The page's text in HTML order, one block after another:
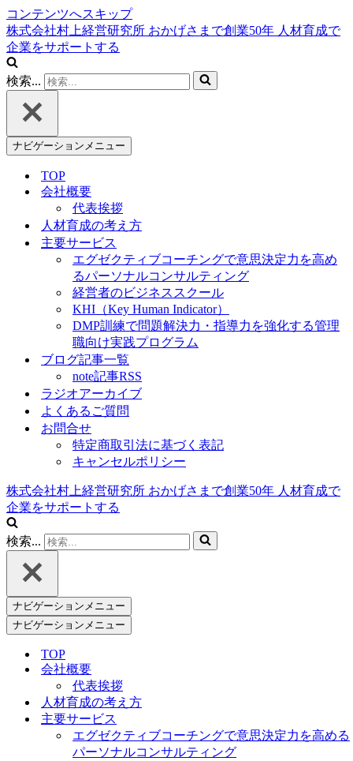
コンテンツへスキップ
株式会社村上経営研究所 おかげさまで創業50年 人材育成で
企業をサポートする
検索...
ナビゲーションメニュー
TOP
会社概要
代表挨拶
人材育成の考え方
主要サービス
エグゼクティブコーチングで意思決定力を高め
るパーソナルコンサルティング
経営者のビジネススクール
KHI（Key Human Indicator）
DMP訓練で問題解決力・指導力を強化する管理
職向け実践プログラム
ブログ記事一覧
note記事RSS
ラジオアーカイブ
よくあるご質問
お問合せ
特定商取引法に基づく表記
キャンセルポリシー
株式会社村上経営研究所 おかげさまで創業50年 人材育成で
企業をサポートする
検索...
ナビゲーションメニュー
ナビゲーションメニュー
TOP
会社概要
代表挨拶
人材育成の考え方
主要サービス
エグゼクティブコーチングで意思決定力を高める
パーソナルコンサルティング